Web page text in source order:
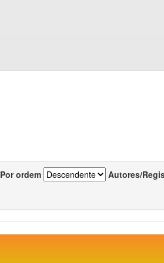
Por ordem Autores/